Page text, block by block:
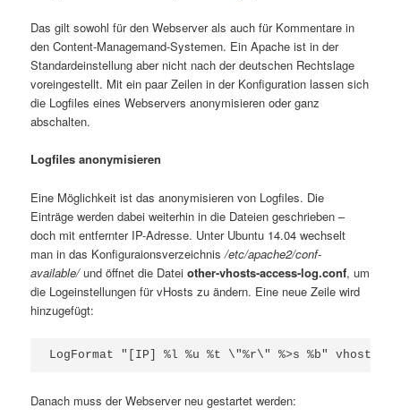
Das gilt sowohl für den Webserver als auch für Kommentare in
den Content-Managemand-Systemen. Ein Apache ist in der
Standardeinstellung aber nicht nach der deutschen Rechtslage
voreingestellt. Mit ein paar Zeilen in der Konfiguration lassen sich
die Logfiles eines Webservers anonymisieren oder ganz
abschalten.
Logfiles anonymisieren
Eine Möglichkeit ist das anonymisieren von Logfiles. Die
Einträge werden dabei weiterhin in die Dateien geschrieben –
doch mit entfernter IP-Adresse. Unter Ubuntu 14.04 wechselt
man in das Konfiguraionsverzeichnis/etc/apache2/conf-
available/und öffnet die Dateiother-vhosts-access-log.conf, um
die Logeinstellungen für vHosts zu ändern. Eine neue Zeile wird
hinzugefügt:
Danach muss der Webserver neu gestartet werden: